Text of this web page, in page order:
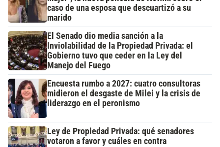
caso de una esposa que descuartizó a su
marido
El Senado dio media sanción a la
Inviolabilidad de la Propiedad Privada: el
Gobierno tuvo que ceder en la Ley del
Manejo del Fuego
Encuesta rumbo a 2027: cuatro consultoras
midieron el desgaste de Milei y la crisis de
liderazgo en el peronismo
Ley de Propiedad Privada: qué senadores
votaron a favor y cuáles en contra